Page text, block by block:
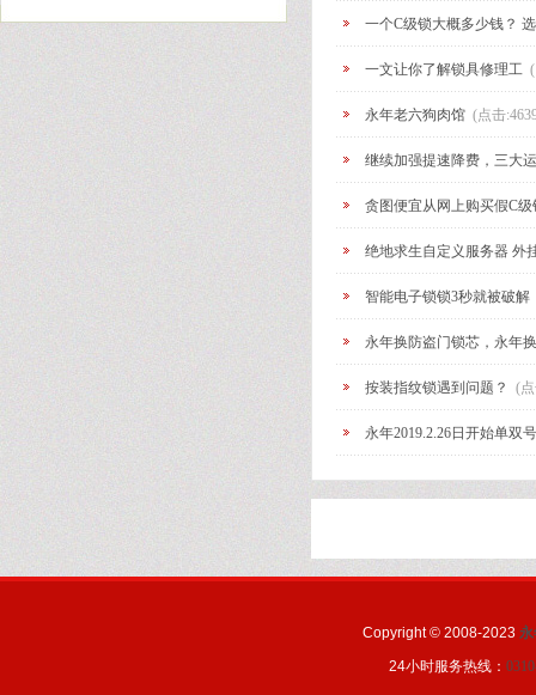
一个C级锁大概多少钱？
一文让你了解锁具修理工
永年老六狗肉馆 (点击
继续加强提速降费，三大
贪图便宜从网上购买假C
绝地求生自定义服务器 外
智能电子锁锁3秒就被破
永年换防盗门锁芯，永年
按装指纹锁遇到问题？ (
永年2019.2.26日开始单双
Copyright © 2008-2023
24小时服务热线：